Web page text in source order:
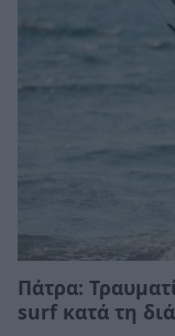
Πάτρα:
surf κατά τη